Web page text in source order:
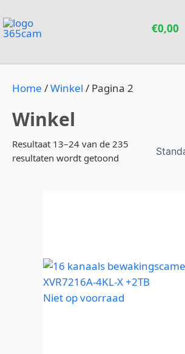
naar
de
€0,00
Home /Winkel / Pagina 2
Winkel
Resultaat 13–24 van de 235
resultaten wordt getoond
Niet op voorraad